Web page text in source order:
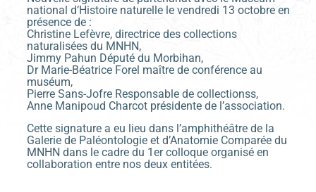
national d’Histoire naturelle le vendredi 13 octobre en
présence de :
Christine Lefèvre, directrice des collections
naturalisées du MNHN,
Jimmy Pahun Député du Morbihan,
Dr Marie-Béatrice Forel maître de conférence au
muséum,
Pierre Sans-Jofre Responsable de collectionss,
Anne Manipoud Charcot présidente de l’association.
Cette signature a eu lieu dans l’amphithéâtre de la
Galerie de Paléontologie et d’Anatomie Comparée du
MNHN dans le cadre du 1er colloque organisé en
collaboration entre nos deux entitées.